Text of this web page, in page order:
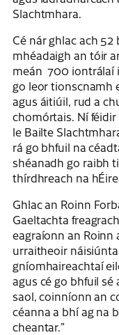
Slachtmhara.
Cé nár ghlac ach
mhéadaigh an tóir
meán 700 iontrálaí
go leor tionscnamh
agus áitiúil, rud a
chomórtais. Ní
le Bailte
rá go bhfuil na
shéanadh go raibh
thírdhreach na
Ghlac an Roinn
Gaeltachta
eagraíonn an
urraitheoir
gníomhaireachtaí
agus cé go bhfuil
saol, coinníonn an
céanna a bhí ag na
cheantar.”